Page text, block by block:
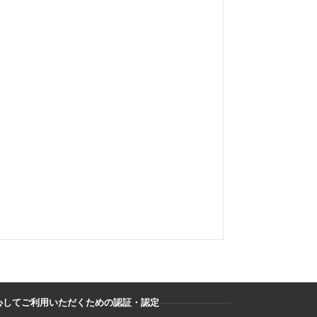
してご利用いただくための認証・認定